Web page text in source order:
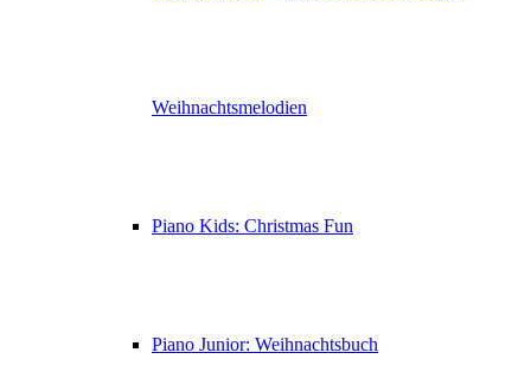
Weihnachtsmelodien
Piano Kids: Christmas Fun
Piano Junior: Weihnachtsbuch